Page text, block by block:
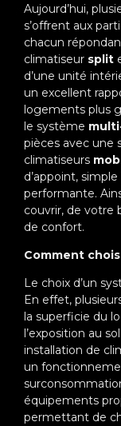
Aujourd’hui,
s’offrent aux
chacun
climatiseur split
d’une unité
un excellent
logements plus
le système
pièces avec une
climatiseurs
d’appoint,
performante.
couvrir, de
de confort.
Comment
Le choix d’un
En effet,
la superficie du
l’exposition au
installation de
un
équipements
permettant de